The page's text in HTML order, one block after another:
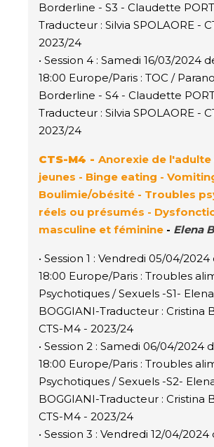
Borderline - S3 - Claudette
Traducteur : Silvia SPOLAORE -
2023/24
• Session 4 : Samedi 16/03/2024
18:00 Europe/Paris : TOC /
Borderline - S4 - Claudette
Traducteur : Silvia SPOLAORE -
2023/24
CTS-M4 - Anorexie de l'adulte
jeunes - Binge eating -
Boulimie/obésité - Troubles
réels ou présumés -
masculine et féminine - Elena
• Session 1 : Vendredi 05/04/2024
18:00 Europe/Paris : Troubles
Psychotiques / Sexuels -S1- Elena
BOGGIANI-Traducteur : Cristina
CTS-M4 - 2023/24
• Session 2 : Samedi 06/04/2024
18:00 Europe/Paris : Troubles
Psychotiques / Sexuels -S2-
BOGGIANI-Traducteur : Cristina
CTS-M4 - 2023/24
• Session 3 : Vendredi 12/04/2024